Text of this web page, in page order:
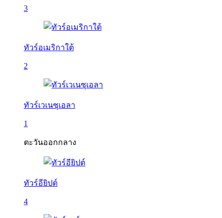
3
ทัวร์อเมริกาใต้
2
ทัวร์เวเนซุเอลา
1
ตะวันออกกลาง
ทัวร์อียิปต์
4